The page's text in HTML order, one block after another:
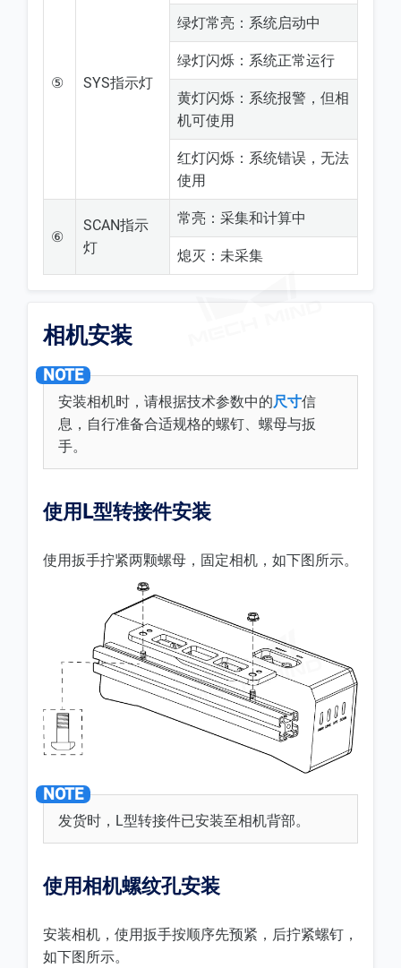
⑤ SYS指示灯
绿灯常亮：系统启动中
绿灯闪烁：系统正常运行
黄灯闪烁：系统报警，但相
机可使用
红灯闪烁：系统错误，无法
使用
⑥
SCAN指示
灯
常亮：采集和计算中
熄灭：未采集
相机安装
安装相机时，请根据技术参数中的尺寸信
息，自行准备合适规格的螺钉、螺母与扳
手。
使用L型转接件安装
使用扳手拧紧两颗螺母，固定相机，如下图所示。
发货时，L型转接件已安装至相机背部。
使用相机螺纹孔安装
安装相机，使用扳手按顺序先预紧，后拧紧螺钉，
如下图所示。